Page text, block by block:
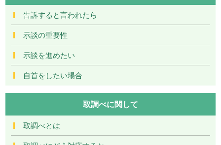
告訴すると言われたら
示談の重要性
示談を進めたい
自首をしたい場合
取調べに関して
取調べとは